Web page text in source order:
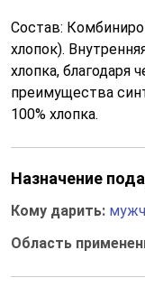
Состав:
хлопок).
хлопка, благодаря
преимущества
100% хлопка.
Назначение
Кому дарить:
Область